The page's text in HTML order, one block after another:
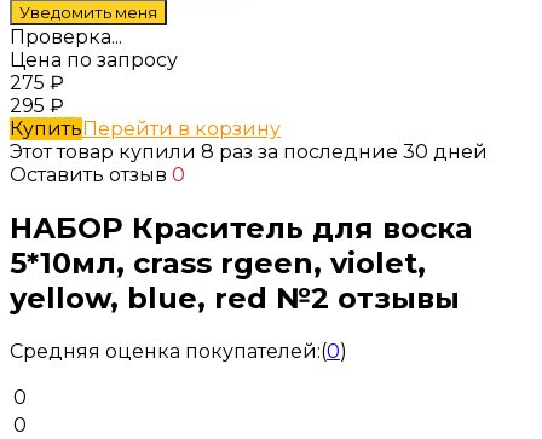
Проверка...
Цена по запросу
275 ₽
295 ₽
КупитьПерейти в корзину
Этот товар купили 8 раз за последние 30 дней
Оставить отзыв 0
НАБОР Краситель для воска
5*10мл, crass rgeen, violet,
yellow, blue, red №2 отзывы
Средняя оценка покупателей:(0)
0
0